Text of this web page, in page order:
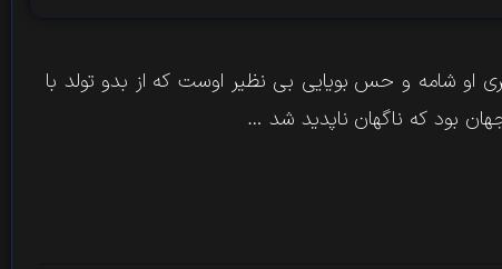
او​ شامه​ و​ حس بویایی​ بی​ نظیر​ اوست​ که​ از​ بدو​ تولد​ با​
بود​ که​ ناگهان ناپدید​ شد​ …